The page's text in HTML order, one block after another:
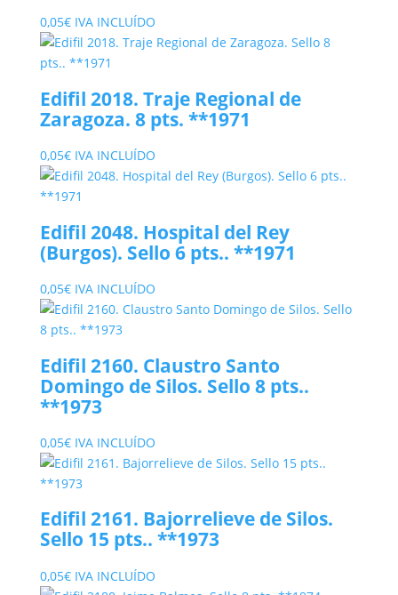
0,05€ IVA INCLUÍDO
Edifil 2018. Traje Regional de
Zaragoza. 8 pts. **1971
0,05€ IVA INCLUÍDO
Edifil 2048. Hospital del Rey
(Burgos). Sello 6 pts.. **1971
0,05€ IVA INCLUÍDO
Edifil 2160. Claustro Santo
Domingo de Silos. Sello 8 pts..
**1973
0,05€ IVA INCLUÍDO
Edifil 2161. Bajorrelieve de Silos.
Sello 15 pts.. **1973
0,05€ IVA INCLUÍDO